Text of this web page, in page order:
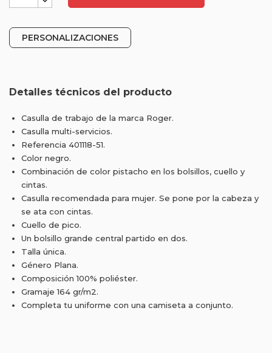
PERSONALIZACIONES
Detalles técnicos del producto
Casulla de trabajo de la marca Roger.
Casulla multi-servicios.
Referencia 401118-51.
Color negro.
Combinación de color pistacho en los bolsillos, cuello y
cintas.
Casulla recomendada para mujer. Se pone por la cabeza y
se ata con cintas.
Cuello de pico.
Un bolsillo grande central partido en dos.
Talla única.
Género Plana.
Composición 100% poliéster.
Gramaje 164 gr/m2.
Completa tu uniforme con una camiseta a conjunto.